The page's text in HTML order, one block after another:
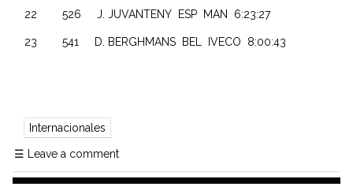
22 526 J. JUVANTENY ESP MAN 6:23:27
23 541 D. BERGHMANS BEL IVECO 8:00:43
Internacionales
☰ Leave a comment